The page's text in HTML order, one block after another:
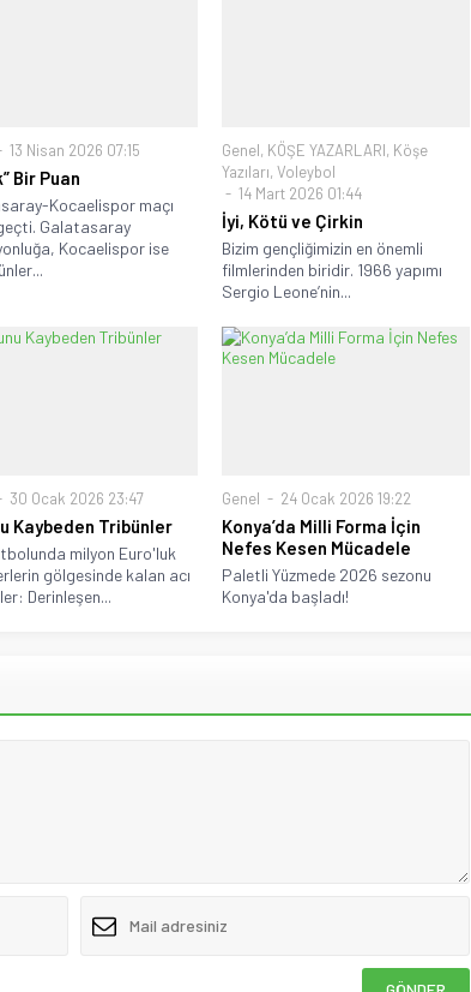
13 Nisan 2026 07:15
Bir Puan
Kocaelispor maçı
Galatasaray
Kocaelispor ise
Genel, KÖŞE YAZARLARI, Köşe
Yazıları,Voleybol
14 Mart 2026 01:44
İyi, Kötü ve Çirkin
Bizim gençliğimizin en önemli
filmlerinden biridir. 1966 yapımı
Sergio Leone’nin...
30 Ocak 2026 23:47
Kaybeden Tribünler
milyon Euro'luk
gölgesinde kalan acı
Derinleşen...
Genel 24 Ocak 2026 19:22
Konya’da Milli Forma İçin
Nefes Kesen Mücadele
Paletli Yüzmede 2026 sezonu
Konya'da başladı!